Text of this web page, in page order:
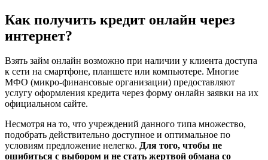
Как получить кредит онлайн через
интернет?
Взять займ онлайн возможно при наличии у клиента доступа
к сети на смартфоне, планшете или компьютере. Многие
МФО (микро-финансовые организации) предоставляют
услугу оформления кредита через форму онлайн заявки на их
официальном сайте.
Несмотря на то, что учреждений данного типа множество,
подобрать действительно доступное и оптимальное по
условиям предложение нелегко. Для того, чтобы не
ошибиться с выбором и не стать жертвой обмана со